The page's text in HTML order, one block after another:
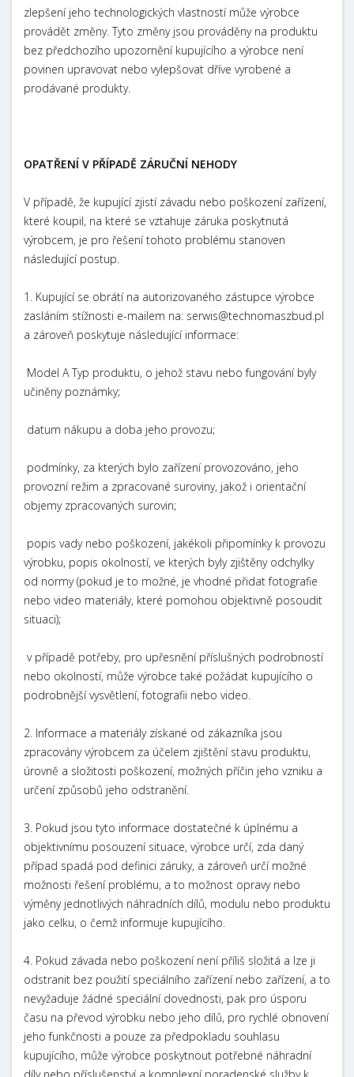
zlepšení jeho technologických vlastností může výrobce
provádět změny. Tyto změny jsou prováděny na produktu
bez předchozího upozornění kupujícího a výrobce není
povinen upravovat nebo vylepšovat dříve vyrobené a
prodávané produkty.
OPATŘENÍ V PŘÍPADĚ ZÁRUČNÍ NEHODY
V případě, že kupující zjistí závadu nebo poškození zařízení,
které koupil, na které se vztahuje záruka poskytnutá
výrobcem, je pro řešení tohoto problému stanoven
následující postup.
1. Kupující se obrátí na autorizovaného zástupce výrobce
zasláním stížnosti e-mailem na: serwis@technomaszbud.pl
a zároveň poskytuje následující informace:
Model A Typ produktu, o jehož stavu nebo fungování byly
učiněny poznámky;
datum nákupu a doba jeho provozu;
podmínky, za kterých bylo zařízení provozováno, jeho
provozní režim a zpracované suroviny, jakož i orientační
objemy zpracovaných surovin;
popis vady nebo poškození, jakékoli připomínky k provozu
výrobku, popis okolností, ve kterých byly zjištěny odchylky
od normy (pokud je to možné, je vhodné přidat fotografie
nebo video materiály, které pomohou objektivně posoudit
situaci);
v případě potřeby, pro upřesnění příslušných podrobností
nebo okolností, může výrobce také požádat kupujícího o
podrobnější vysvětlení, fotografii nebo video.
2. Informace a materiály získané od zákazníka jsou
zpracovány výrobcem za účelem zjištění stavu produktu,
úrovně a složitosti poškození, možných příčin jeho vzniku a
určení způsobů jeho odstranění.
3. Pokud jsou tyto informace dostatečné k úplnému a
objektivnímu posouzení situace, výrobce určí, zda daný
případ spadá pod definici záruky, a zároveň určí možné
možnosti řešení problému, a to možnost opravy nebo
výměny jednotlivých náhradních dílů, modulu nebo produktu
jako celku, o čemž informuje kupujícího.
4. Pokud závada nebo poškození není příliš složitá a lze ji
odstranit bez použití speciálního zařízení nebo zařízení, a to
nevyžaduje žádné speciální dovednosti, pak pro úsporu
času na převod výrobku nebo jeho dílů, pro rychlé obnovení
jeho funkčnosti a pouze za předpokladu souhlasu
kupujícího, může výrobce poskytnout potřebné náhradní